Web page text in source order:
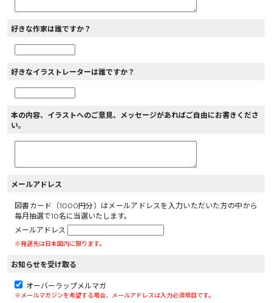
好きな作家は誰ですか？
好きなイラストレーターは誰ですか？
本の内容、イラストへのご意見、メッセージがあればご自由にお書きくださ
い。
メールアドレス
図書カード（1000円分）はメールアドレスを入力いただいた方の中から
毎月抽選で10名に当選いたします。
メールアドレス
※発送先は日本国内に限ります。
お知らせを受け取る
オーバーラップメルマガ
※メールマガジンを希望する場合、メールアドレスは入力必須項目です。